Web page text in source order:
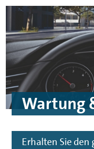
Wartung
Erhalten Sie